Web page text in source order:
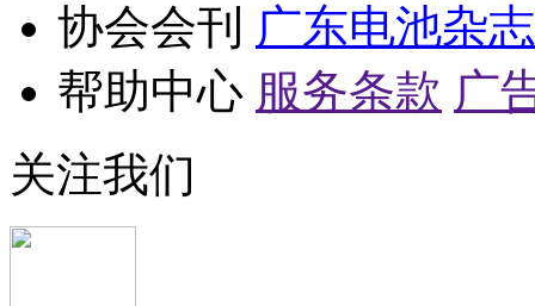
协会会刊 广东电池杂志
帮助中心 服务条款 广
关注我们